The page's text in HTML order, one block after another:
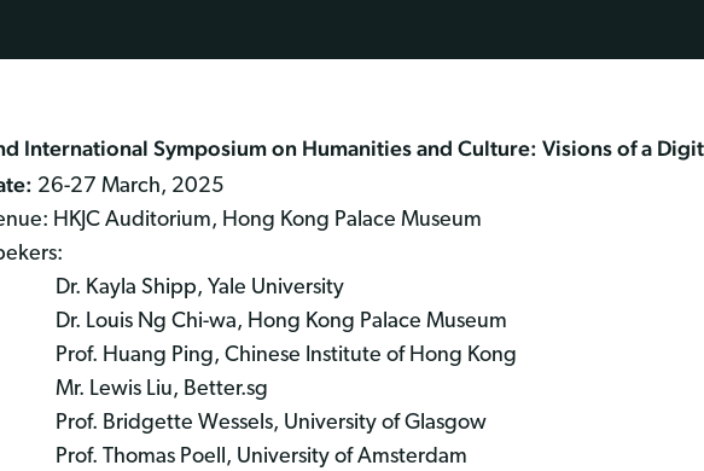
International Symposium on Humanities and Culture: Visions of a
26-27 March, 2025
HKJC Auditorium, Hong Kong Palace Museum
Kayla Shipp, Yale University
Louis Ng Chi-wa, Hong Kong Palace Museum
Huang Ping, Chinese Institute of Hong Kong
Mr. Lewis Liu, Better.sg
Bridgette Wessels, University of Glasgow
Thomas Poell, University of Amsterdam